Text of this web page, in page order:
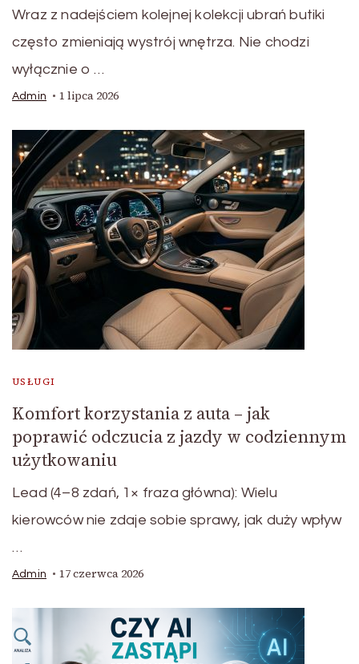
Wraz z nadejściem kolejnej kolekcji ubrań butiki
często zmieniają wystrój wnętrza. Nie chodzi
wyłącznie o …
Admin 1 lipca 2026
USŁUGI
Komfort korzystania z auta – jak
poprawić odczucia z jazdy w codziennym
użytkowaniu
Lead (4–8 zdań, 1× fraza główna): Wielu
kierowców nie zdaje sobie sprawy, jak duży wpływ
…
Admin 17 czerwca 2026